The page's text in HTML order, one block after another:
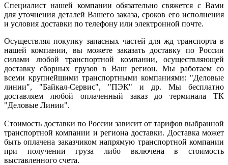
Специалист нашей компании обязательно свяжется с Вами
для уточнения деталей Вашего заказа, сроков его исполнения
и условия доставки по телефону или электронной почте.
Осуществляя покупку запасных частей для жд транспорта в
нашей компании, вы можете заказать доставку по России
силами любой транспортной компании, осуществляющей
доставку сборных грузов в Ваш регион. Мы работаем со
всеми крупнейшими транспортными компаниями: "Деловые
линии", "Байкал-Сервис", "ПЭК" и др. Мы бесплатно
доставляем любой оплаченный заказ до терминала ТК
"Деловые Линии".
Стоимость доставки по России зависит от тарифов выбранной
транспортной компании и региона доставки. Доставка может
быть оплачена заказчиком напрямую транспортной компании
при получении груза либо включена в стоимость
выставленного счета.